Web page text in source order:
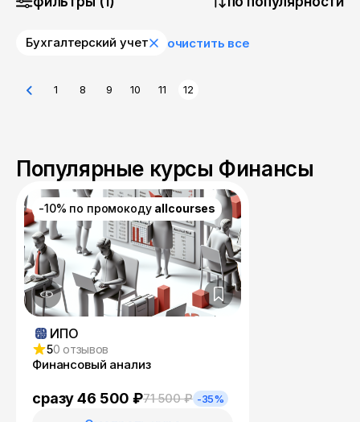
Бухгалтерский учет очистить все
1 8 9 10 11 12
Популярные курсы Финансы
-10% по промокоду allcourses
ИПО
50 отзывов
Финансовый анализ
сразу 46 500 ₽71 500 ₽ -35%